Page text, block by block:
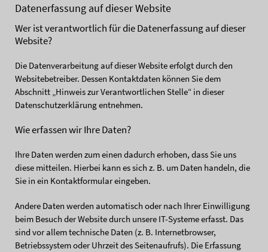
Datenerfassung auf dieser Website
Wer ist verantwortlich für die Datenerfassung auf dieser
Website?
Die Datenverarbeitung auf dieser Website erfolgt durch den
Websitebetreiber. Dessen Kontaktdaten können Sie dem
Abschnitt „Hinweis zur Verantwortlichen Stelle“ in dieser
Datenschutzerklärung entnehmen.
Wie erfassen wir Ihre Daten?
Ihre Daten werden zum einen dadurch erhoben, dass Sie uns
diese mitteilen. Hierbei kann es sich z. B. um Daten handeln, die
Sie in ein Kontaktformular eingeben.
Andere Daten werden automatisch oder nach Ihrer Einwilligung
beim Besuch der Website durch unsere IT-Systeme erfasst. Das
sind vor allem technische Daten (z. B. Internetbrowser,
Betriebssystem oder Uhrzeit des Seitenaufrufs). Die Erfassung